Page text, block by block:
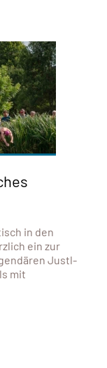
in den
ein zur
Justl-
mit